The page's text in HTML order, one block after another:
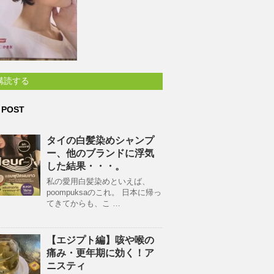
する
タイの白髪染めシャンプ
ー、他のブランドに浮気
した結果・・・。
私の愛用白髪染めといえば、
poompuksaのこれ。 日本に帰っ
てきてからも、こ …
【エジプト編】咳や喉の
痛み・更年期に効く！ア
ニスティ